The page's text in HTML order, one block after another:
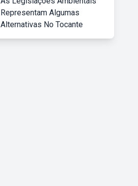
Representam Algumas
Alternativas No Tocante